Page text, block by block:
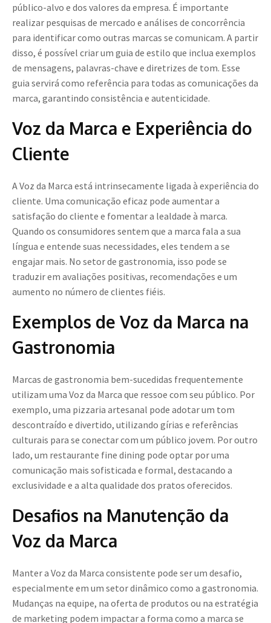
público-alvo e dos valores da empresa. É importante
realizar pesquisas de mercado e análises de concorrência
para identificar como outras marcas se comunicam. A partir
disso, é possível criar um guia de estilo que inclua exemplos
de mensagens, palavras-chave e diretrizes de tom. Esse
guia servirá como referência para todas as comunicações da
marca, garantindo consistência e autenticidade.
Voz da Marca e Experiência do
Cliente
A Voz da Marca está intrinsecamente ligada à experiência do
cliente. Uma comunicação eficaz pode aumentar a
satisfação do cliente e fomentar a lealdade à marca.
Quando os consumidores sentem que a marca fala a sua
língua e entende suas necessidades, eles tendem a se
engajar mais. No setor de gastronomia, isso pode se
traduzir em avaliações positivas, recomendações e um
aumento no número de clientes fiéis.
Exemplos de Voz da Marca na
Gastronomia
Marcas de gastronomia bem-sucedidas frequentemente
utilizam uma Voz da Marca que ressoe com seu público. Por
exemplo, uma pizzaria artesanal pode adotar um tom
descontraído e divertido, utilizando gírias e referências
culturais para se conectar com um público jovem. Por outro
lado, um restaurante fine dining pode optar por uma
comunicação mais sofisticada e formal, destacando a
exclusividade e a alta qualidade dos pratos oferecidos.
Desafios na Manutenção da
Voz da Marca
Manter a Voz da Marca consistente pode ser um desafio,
especialmente em um setor dinâmico como a gastronomia.
Mudanças na equipe, na oferta de produtos ou na estratégia
de marketing podem impactar a forma como a marca se